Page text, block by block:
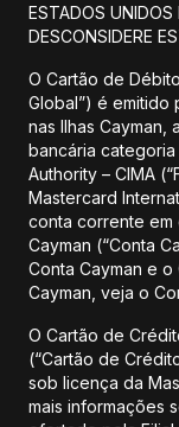
ESTADOS UNIDOS
DESCONSIDERE
O Cartão de
Global”) é emitido
nas Ilhas Cayman,
bancária categoria
Authority – CIMA
Mastercard
conta corrente em
Cayman (“Conta
Conta Cayman e
Cayman, veja o
O Cartão de
(“Cartão de
sob licença da
mais informações